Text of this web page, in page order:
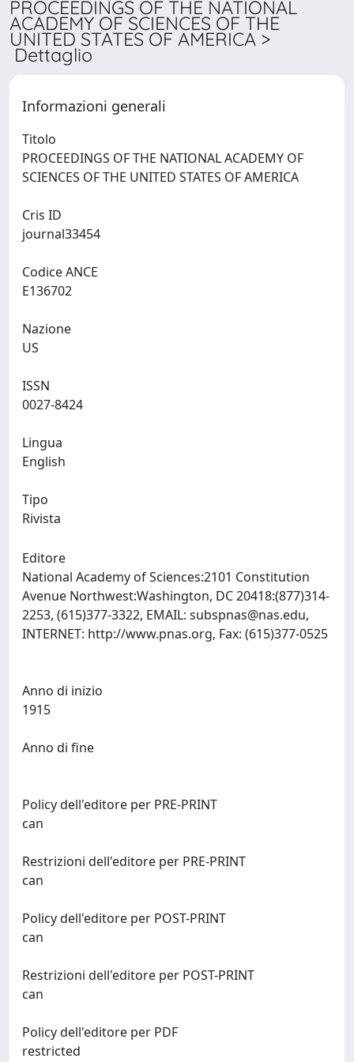
PROCEEDINGS OF THE NATIONAL
ACADEMY OF SCIENCES OF THE
UNITED STATES OF AMERICA >
Dettaglio
Informazioni generali
Titolo
PROCEEDINGS OF THE NATIONAL ACADEMY OF
Cris ID
Codice ANCE
Nazione
ISSN
Lingua
Tipo
Rivista
Editore
National Academy of Sciences:2101 Constitution
Avenue Northwest:Washington, DC 20418:(877)314-
2253, (615)377-3322, EMAIL: subspnas@nas.edu,
INTERNET: http://www.pnas.org, Fax: (615)377-0525
Anno di inizio
Anno di fine
Policy dell'editore per PRE-PRINT
Restrizioni dell'editore per PRE-PRINT
Policy dell'editore per POST-PRINT
Restrizioni dell'editore per POST-PRINT
Policy dell'editore per PDF